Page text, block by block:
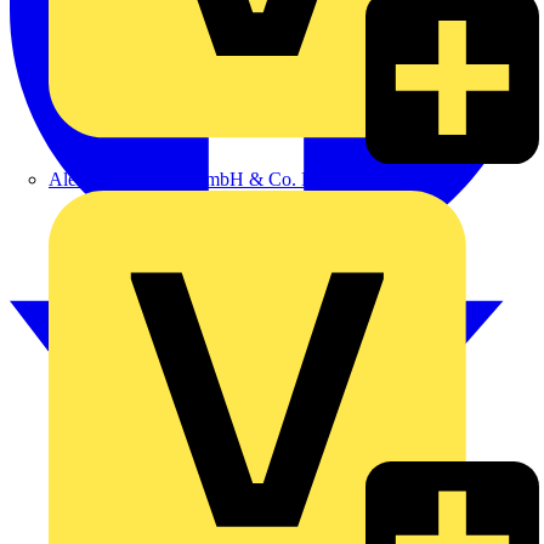
Alexander Bürkle GmbH & Co. KG